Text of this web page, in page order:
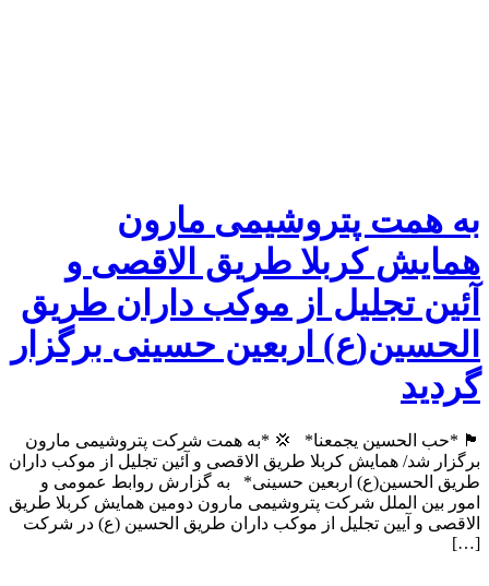
به همت پتروشیمی مارون
همایش کربلا طریق الاقصی و
آئین تجلیل از موکب داران طریق
الحسین(ع) اربعین حسینی برگزار
گردید
🏴 *حب الحسین یجمعنا* 💢 *به همت شرکت پتروشیمی مارون
برگزار شد/ همایش کربلا طریق الاقصی و آئین تجلیل از موکب داران
طریق الحسین(ع) اربعین حسینی* به گزارش روابط عمومی و
امور بین الملل شرکت پتروشیمی مارون دومین همایش کربلا طریق
الاقصی و آیین تجلیل از موکب داران طریق الحسین (ع) در شرکت
[…]